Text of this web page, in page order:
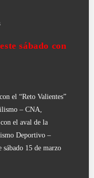
sábado con
el “Reto Valientes”
– CNA,
el aval de la
Deportivo –
sábado 15 de marzo